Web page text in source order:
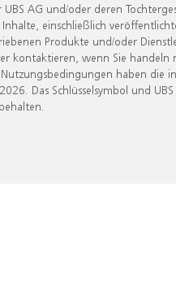
AG und/oder deren
einschließlich
Produkte und/oder
kontaktieren, wenn Sie handeln
haben die
Das Schlüsselsymbol und